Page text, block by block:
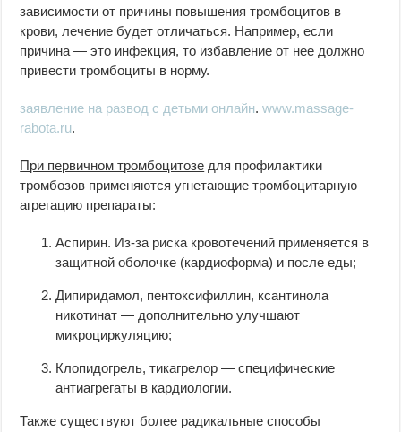
зависимости от причины повышения тромбоцитов в
крови, лечение будет отличаться. Например, если
причина — это инфекция, то избавление от нее должно
привести тромбоциты в норму.
заявление на развод с детьми онлайн.www.massage-
rabota.ru.
При первичном тромбоцитозе для профилактики
тромбозов применяются угнетающие тромбоцитарную
агрегацию препараты:
Аспирин. Из-за риска кровотечений применяется в
защитной оболочке (кардиоформа) и после еды;
Дипиридамол, пентоксифиллин, ксантинола
никотинат — дополнительно улучшают
микроциркуляцию;
Клопидогрель, тикагрелор — специфические
антиагрегаты в кардиологии.
Также существуют более радикальные способы